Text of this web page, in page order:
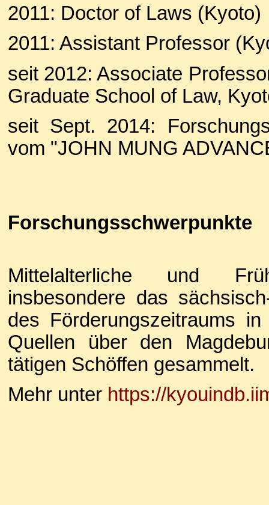
2011: Doctor of Laws (Kyoto)
2011: Assistant Professor
seit 2012: Associate
Graduate School of Law,
seit Sept. 2014:
vom "JOHN MUNG
Forschungsschwerpunkte
Mittelalterliche und
insbesondere das
des Förderungszeitraums
Quellen über den
tätigen Schöffen gesammelt.
Mehr unter https://